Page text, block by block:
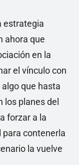
estrategia
ahora que
en la
el vínculo con
que hasta
los planes del
forzar a la
para contenerla
la vuelve